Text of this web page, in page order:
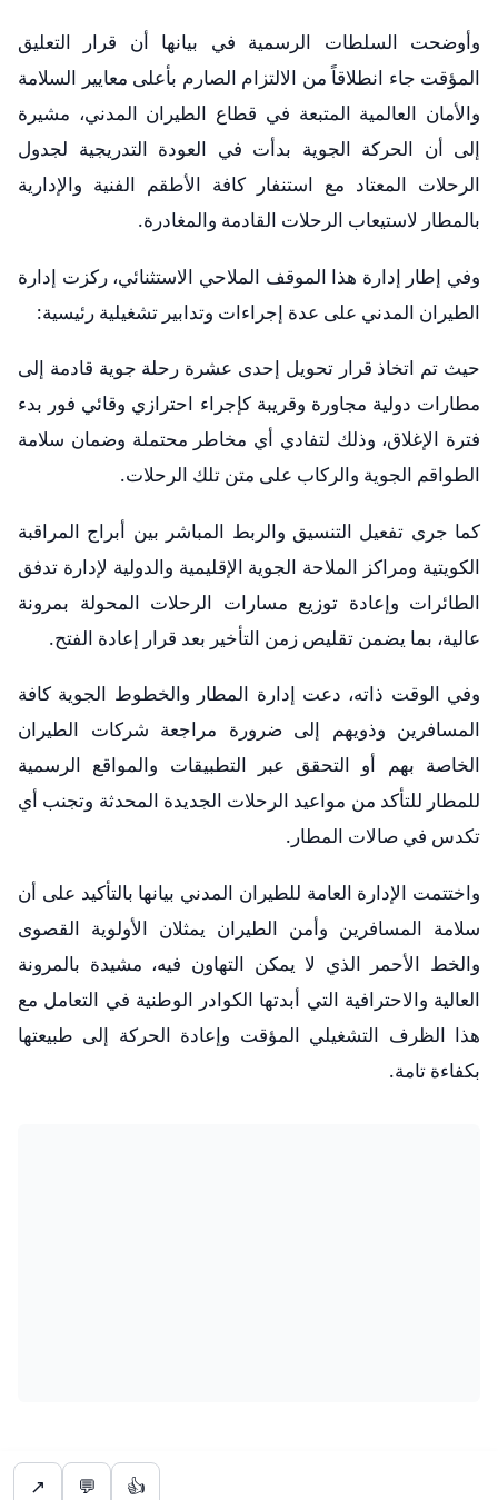
​وأوضحت السلطات الرسمية في بيانها أن قرار التعليق
المؤقت جاء انطلاقاً من الالتزام الصارم بأعلى معايير السلامة
والأمان العالمية المتبعة في قطاع الطيران المدني، مشيرة
إلى أن الحركة الجوية بدأت في العودة التدريجية لجدول
الرحلات المعتاد مع استنفار كافة الأطقم الفنية والإدارية
بالمطار لاستيعاب الرحلات القادمة والمغادرة.
​وفي إطار إدارة هذا الموقف الملاحي الاستثنائي، ركزت إدارة
الطيران المدني على عدة إجراءات وتدابير تشغيلية رئيسية:
​حيث تم اتخاذ قرار تحويل إحدى عشرة رحلة جوية قادمة إلى
مطارات دولية مجاورة وقريبة كإجراء احترازي وقائي فور بدء
فترة الإغلاق، وذلك لتفادي أي مخاطر محتملة وضمان سلامة
الطواقم الجوية والركاب على متن تلك الرحلات.
​كما جرى تفعيل التنسيق والربط المباشر بين أبراج المراقبة
الكويتية ومراكز الملاحة الجوية الإقليمية والدولية لإدارة تدفق
الطائرات وإعادة توزيع مسارات الرحلات المحولة بمرونة
عالية، بما يضمن تقليص زمن التأخير بعد قرار إعادة الفتح.
​وفي الوقت ذاته، دعت إدارة المطار والخطوط الجوية كافة
المسافرين وذويهم إلى ضرورة مراجعة شركات الطيران
الخاصة بهم أو التحقق عبر التطبيقات والمواقع الرسمية
للمطار للتأكد من مواعيد الرحلات الجديدة المحدثة وتجنب أي
تكدس في صالات المطار.
​واختتمت الإدارة العامة للطيران المدني بيانها بالتأكيد على أن
سلامة المسافرين وأمن الطيران يمثلان الأولوية القصوى
والخط الأحمر الذي لا يمكن التهاون فيه، مشيدة بالمرونة
العالية والاحترافية التي أبدتها الكوادر الوطنية في التعامل مع
هذا الظرف التشغيلي المؤقت وإعادة الحركة إلى طبيعتها
بكفاءة تامة.
👍
💬
↗